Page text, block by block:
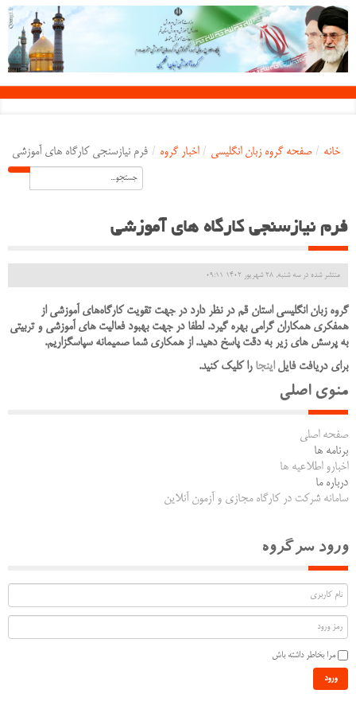
خانه / صفحه گروه زبان انگلیسی / اخبار گروه / فرم نیازسنجی کارگاه های آموزشی
فرم نیازسنجی کارگاه های آموزشی
منتشر شده در سه شنبه, 28 شهریور 1402 09:11
گروه زبان انگلیسی استان قم در نظر دارد در جهت تقویت کارگاه‌های آموزشی از
همفکری همکاران گرامی بهره گیرد. لطفا در جهت بهبود فعالیت های آموزشی و تربیتی
به پرسش های زیر به دقت پاسخ دهید. از همکاری شما صمیمانه سپاسگزاریم.
برای دریافت فایلاینجارا کلیک کنید.
منوی اصلی
صفحه اصلی
برنامه ها
اخبارو اطلاعیه ها
درباره ما
سامانه شرکت در کارگاه مجازی و آزمون آنلاین
ورود سرگروه
مرا بخاطر داشته باش
ورود